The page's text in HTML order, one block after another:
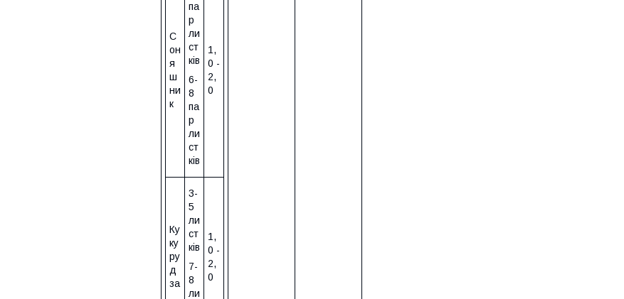
С
он
я
ш
ни
к
па
р
ли
ст
ків
6-
8
па
р
ли
ст
ків
1,
0 -
2,
0
Ку
ку
ру
д
за
3-
5
ли
ст
ків
7-
8
ли
1,
0 -
2,
0